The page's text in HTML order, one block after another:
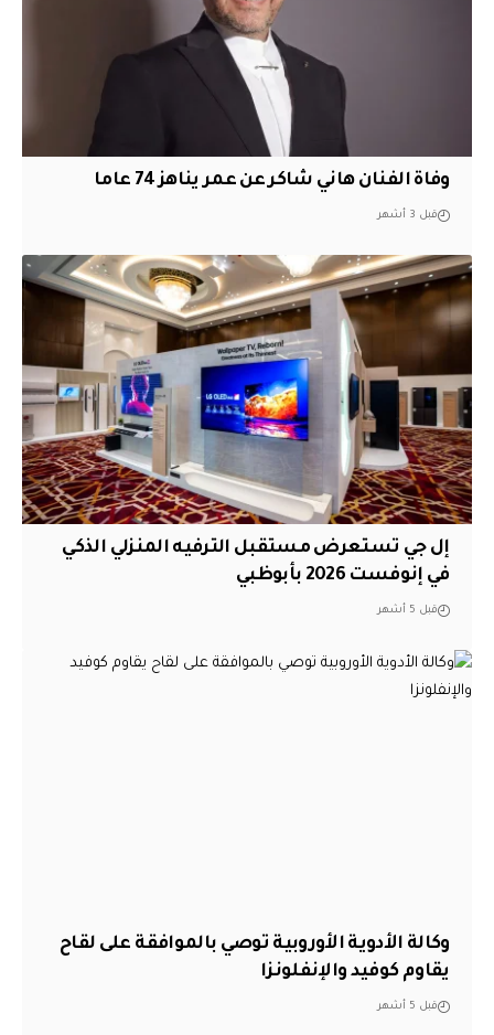
وفاة الفنان هاني شاكر عن عمر يناهز 74 عاما
قبل 3 أشهر
إل جي تستعرض مستقبل الترفيه المنزلي الذكي
في إنوفست 2026 بأبوظبي
قبل 5 أشهر
وكالة الأدوية الأوروبية توصي بالموافقة على لقاح
يقاوم كوفيد والإنفلونزا
قبل 5 أشهر